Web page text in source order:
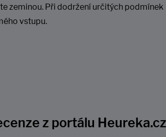
zeminou. Při dodržení určitých podmínek
vstupu.
z portálu Heureka.cz